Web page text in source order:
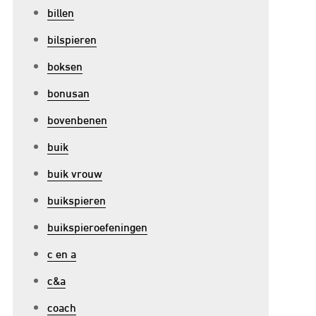
billen
bilspieren
boksen
bonusan
bovenbenen
buik
buik vrouw
buikspieren
buikspieroefeningen
c en a
c&a
coach